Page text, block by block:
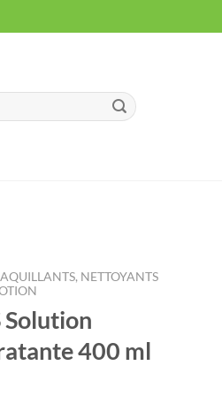
NETTOYANTS
Solution
400 ml